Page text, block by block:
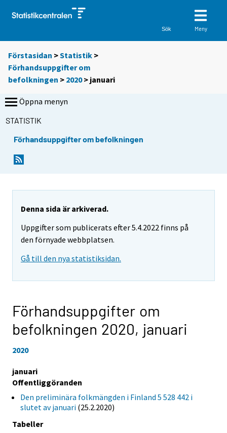
Sök Meny
Förstasidan >Statistik >
Förhandsuppgifter om
befolkningen > 2020> januari
Öppna menyn
STATISTIK
Förhandsuppgifter om befolkningen
Denna sida är arkiverad.
Uppgifter som publicerats efter 5.4.2022 finns på
den förnyade webbplatsen.
Gå till den nya statistiksidan.
Förhandsuppgifter om
befolkningen 2020, januari
2020
januari
Offentliggöranden
Den preliminära folkmängden i Finland 5 528 442 i
slutet av januari (25.2.2020)
Tabeller